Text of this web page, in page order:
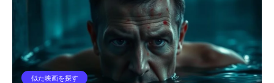
似た映画を探す